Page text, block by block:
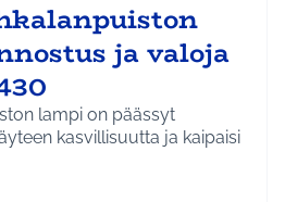
ja valoja
lampi on päässyt
kasvillisuutta ja kaipaisi